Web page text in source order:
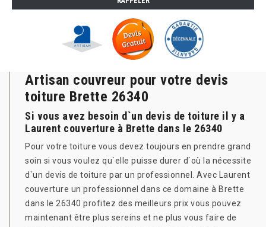
Artisan couvreur pour votre devis
toiture Brette 26340
Si vous avez besoin d`un devis de toiture il y a
Laurent couverture à Brette dans le 26340
Pour votre toiture vous devez toujours en prendre grand
soin si vous voulez qu`elle puisse durer d`où la nécessite
d`un devis de toiture par un professionnel. Avec Laurent
couverture un professionnel dans ce domaine à Brette
dans le 26340 profitez des meilleurs prix vous pouvez
maintenant être plus sereins et ne plus vous faire de